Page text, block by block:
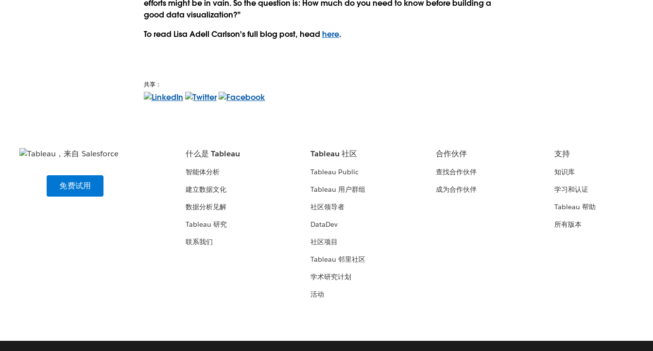
efforts might be in vain. So the question is: How much do you need to know before building a
good data visualization?"
To read Lisa Adell Carlson's full blog post, head here.
共享：
免费试用
什么是 Tableau
智能体分析
建立数据文化
数据分析见解
Tableau 研究
联系我们
Tableau 社区
Tableau Public
Tableau 用户群组
社区领导者
DataDev
社区项目
Tableau 邻里社区
学术研究计划
活动
合作伙伴
查找合作伙伴
成为合作伙伴
支持
知识库
学习和认证
Tableau 帮助
所有版本